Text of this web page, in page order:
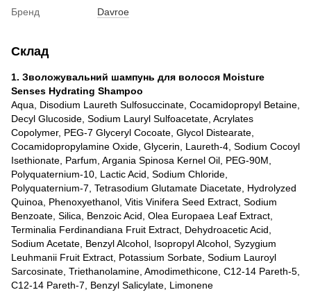
Бренд
Davroe
Склад
1. Зволожувальний шампунь для волосся Moisture
Senses Hydrating Shampoo
Aqua, Disodium Laureth Sulfosuccinate, Cocamidopropyl Betaine,
Decyl Glucoside, Sodium Lauryl Sulfoacetate, Acrylates
Copolymer, PEG-7 Glyceryl Cocoate, Glycol Distearate,
Cocamidopropylamine Oxide, Glycerin, Laureth-4, Sodium Cocoyl
Isethionate, Parfum, Argania Spinosa Kernel Oil, PEG-90M,
Polyquaternium-10, Lactic Acid, Sodium Chloride,
Polyquaternium-7, Tetrasodium Glutamate Diacetate, Hydrolyzed
Quinoa, Phenoxyethanol, Vitis Vinifera Seed Extract, Sodium
Benzoate, Silica, Benzoic Acid, Olea Europaea Leaf Extract,
Terminalia Ferdinandiana Fruit Extract, Dehydroacetic Acid,
Sodium Acetate, Benzyl Alcohol, Isopropyl Alcohol, Syzygium
Leuhmanii Fruit Extract, Potassium Sorbate, Sodium Lauroyl
Sarcosinate, Triethanolamine, Amodimethicone, C12-14 Pareth-5,
C12-14 Pareth-7, Benzyl Salicylate, Limonene